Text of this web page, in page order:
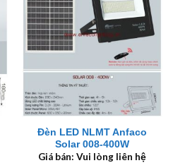
Đèn LED NLMT Anfaco
Solar 008-400W
Giá bán: Vui lòng liên hệ